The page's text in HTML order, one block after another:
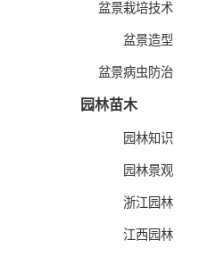
盆景栽培技术
盆景造型
盆景病虫防治
园林苗木
园林知识
园林景观
浙江园林
江西园林